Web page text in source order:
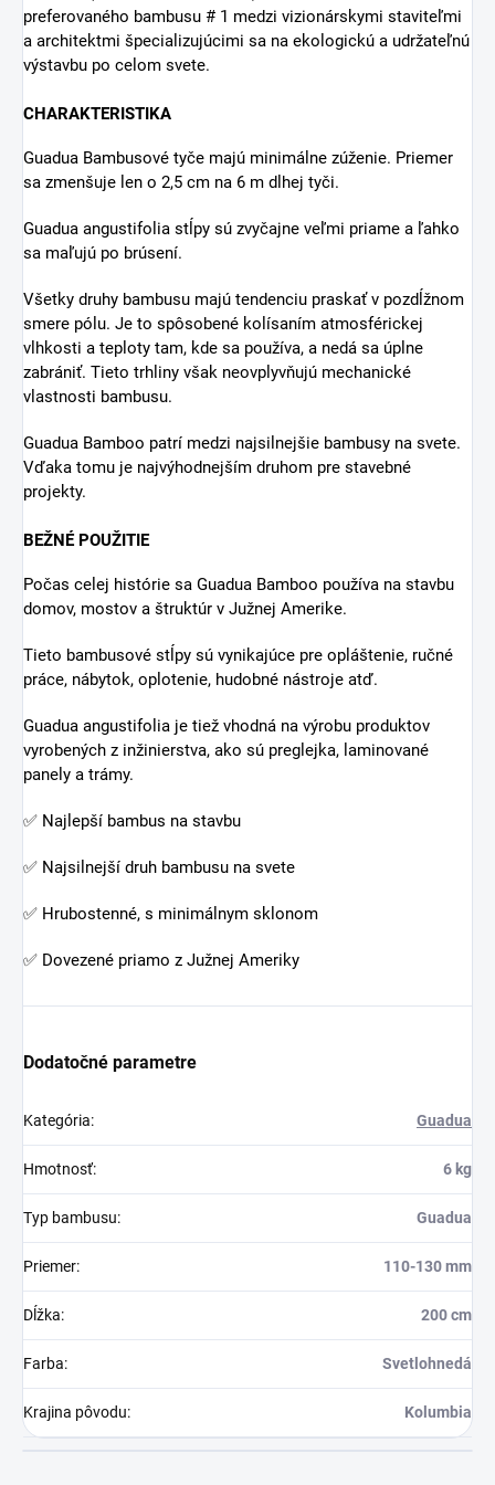
preferovaného bambusu # 1 medzi vizionárskymi staviteľmi
a architektmi špecializujúcimi sa na ekologickú a udržateľnú
výstavbu po celom svete.
CHARAKTERISTIKA
Guadua Bambusové tyče majú minimálne zúženie. Priemer
sa zmenšuje len o 2,5 cm na 6 m dlhej tyči.
Guadua angustifolia stĺpy sú zvyčajne veľmi priame a ľahko
sa maľujú po brúsení.
Všetky druhy bambusu majú tendenciu praskať v pozdĺžnom
smere pólu. Je to spôsobené kolísaním atmosférickej
vlhkosti a teploty tam, kde sa používa, a nedá sa úplne
zabrániť. Tieto trhliny však neovplyvňujú mechanické
vlastnosti bambusu.
Guadua Bamboo patrí medzi najsilnejšie bambusy na svete.
Vďaka tomu je najvýhodnejším druhom pre stavebné
projekty.
BEŽNÉ POUŽITIE
Počas celej histórie sa Guadua Bamboo používa na stavbu
domov, mostov a štruktúr v Južnej Amerike.
Tieto bambusové stĺpy sú vynikajúce pre opláštenie, ručné
práce, nábytok, oplotenie, hudobné nástroje atď.
Guadua angustifolia je tiež vhodná na výrobu produktov
vyrobených z inžinierstva, ako sú preglejka, laminované
panely a trámy.
✅ Najlepší bambus na stavbu
✅ Najsilnejší druh bambusu na svete
✅ Hrubostenné, s minimálnym sklonom
✅ Dovezené priamo z Južnej Ameriky
Dodatočné parametre
Kategória: Guadua
Hmotnosť: 6 kg
Typ bambusu: Guadua
Priemer: 110-130 mm
Dĺžka: 200 cm
Farba: Svetlohnedá
Krajina pôvodu: Kolumbia